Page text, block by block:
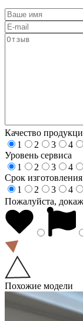
Качество
1
2 3 4
Уровень сервиса
1
2 3 4
Срок изготовления
1
2 3 4
Пожалуйста,
Похожие модели